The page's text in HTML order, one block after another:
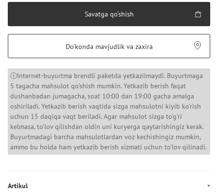
Savatga qo‘shish
Do‘konda mavjudlik va zaxira
ⓘInternet-buyurtma brendli paketda yetkazilmaydi. Buyurtmaga
5 tagacha mahsulot qo'shish mumkin. Yetkazib berish faqat
dushanbadan jumagacha, soat 10:00 dan 19:00 gacha amalga
oshiriladi. Yetkazib berish vaqtida sizga mahsulotni kiyib ko'rish
uchun 15 daqiqa vaqt beriladi. Agar mahsulot sizga to'g'ri
kelmasa, to'lov qilishdan oldin uni kuryerga qaytarishingiz kerak.
Buyurtmadagi barcha mahsulotlardan voz kechishingiz mumkin,
ammo bu holda ham yetkazib berish xizmati uchun to'lov qilinadi.
Artikul